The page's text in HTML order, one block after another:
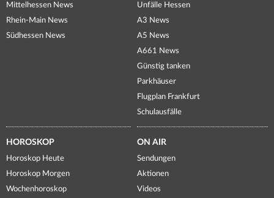
Mittelhessen News
Rhein-Main News
Südhessen News
Unfälle Hessen
A3 News
A5 News
A661 News
Günstig tanken
Parkhäuser
Flugplan Frankfurt
Schulausfälle
HOROSKOP
Horoskop Heute
Horoskop Morgen
Wochenhoroskop
ON AIR
Sendungen
Aktionen
Videos